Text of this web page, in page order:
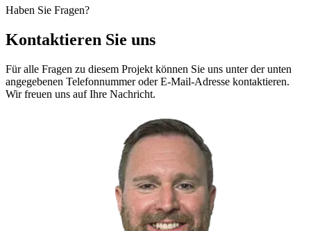
Haben Sie Fragen?
Kontaktieren Sie uns
Für alle Fragen zu diesem Projekt können Sie uns unter der unten
angegebenen Telefonnummer oder E-Mail-Adresse kontaktieren.
Wir freuen uns auf Ihre Nachricht.